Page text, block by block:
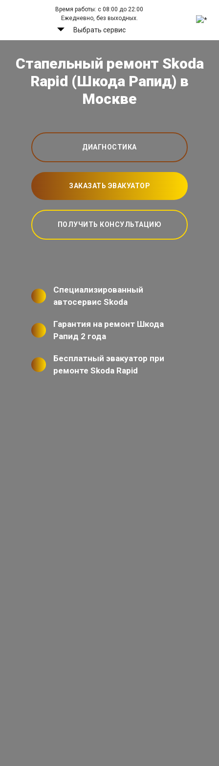
Время работы: с 08:00 до 22:00
Ежедневно, без выходных.
Выбрать сервис
Стапельный ремонт Skoda
Rapid (Шкода Рапид) в
Москве
ДИАГНОСТИКА
ЗАКАЗАТЬ ЭВАКУАТОР
ПОЛУЧИТЬ КОНСУЛЬТАЦИЮ
Специализированный
автосервис Skoda
Гарантия на ремонт Шкода
Рапид 2 года
Бесплатный эвакуатор при
ремонте Skoda Rapid